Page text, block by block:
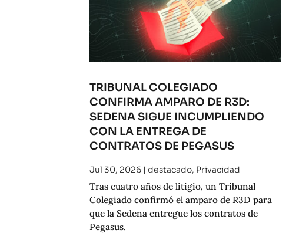
TRIBUNAL COLEGIADO
CONFIRMA AMPARO DE R3D:
SEDENA SIGUE INCUMPLIENDO
CON LA ENTREGA DE
CONTRATOS DE PEGASUS
Jul 30, 2026| destacado, Privacidad
Tras cuatro años de litigio, un Tribunal
Colegiado confirmó el amparo de R3D para
que la Sedena entregue los contratos de
Pegasus.